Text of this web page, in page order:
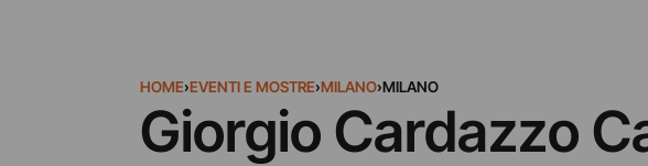
HOME›EVENTI E MOSTRE›MILANO›MILANO
Giorgio Cardazzo